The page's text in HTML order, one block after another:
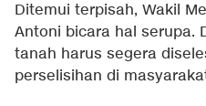
Ditemui terpisah, Wakil
Antoni bicara hal serupa.
tanah harus segera
perselisihan di